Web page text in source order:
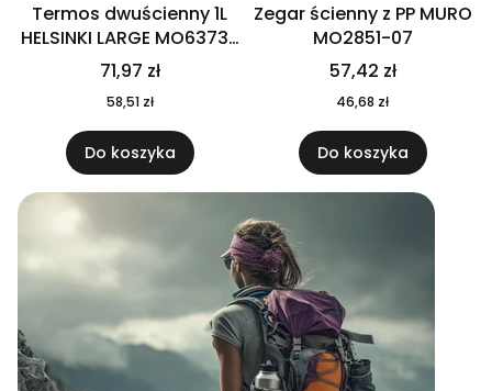
Termos dwuścienny 1L
HELSINKI LARGE MO6373-
04
71,97 zł
58,51 zł
Do koszyka
Zegar ścienny z PP MURO
MO2851-07
57,42 zł
46,68 zł
Do koszyka